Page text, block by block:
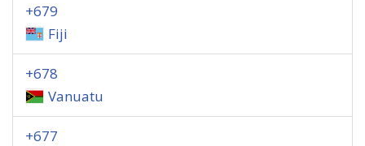
+679
Fiji
+678
Vanuatu
+677